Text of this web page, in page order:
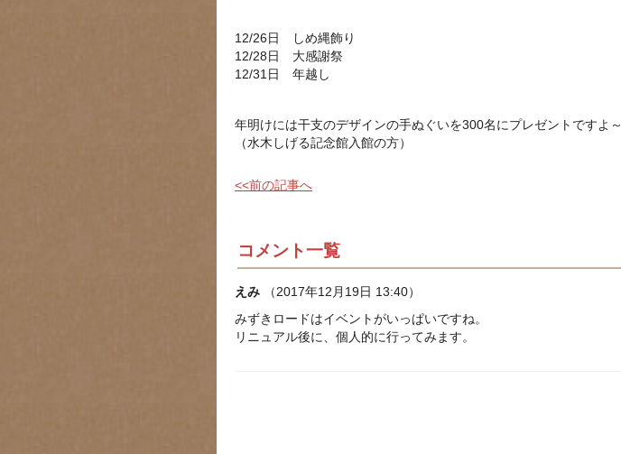
12/26日 しめ縄飾り
12/28日 大感謝祭
12/31日 年越し
年明けには干支のデザインの手ぬぐいを300名にプレゼントですよ～
（水木しげる記念館入館の方）
<<前の記事へ
コメント一覧
えみ
（2017年12月19日 13:40）
みずきロードはイベントがいっぱいですね。
リニュアル後に、個人的に行ってみます。